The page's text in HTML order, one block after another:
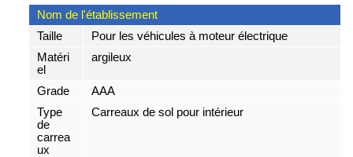
Nom de l'établissement
Taille
Pour les véhicules à moteur électrique
Matéri
el
argileux
Grade
AAA
Type
de
carrea
ux
Carreaux de sol pour intérieur